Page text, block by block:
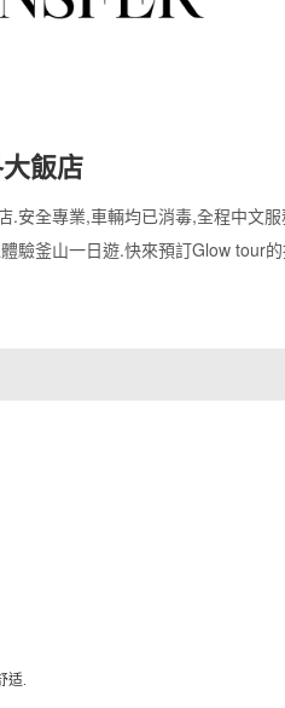
飯店
.安全專業,車輛均已消毒,全程中文
驗釜山一日遊.快來預訂Glow tour
适.